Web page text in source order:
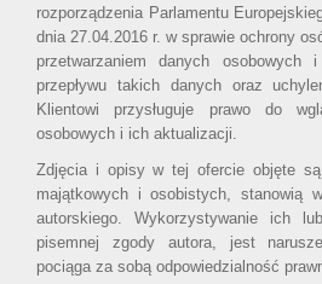
rozporządzenia Parlamentu
dnia 27.04.2016 r. w sprawie ochrony
przetwarzaniem danych osobowych
przepływu takich danych oraz
Klientowi przysługuje prawo do
osobowych i ich aktualizacji.
Zdjęcia i opisy w tej ofercie objęte
majątkowych i osobistych, stanowią
autorskiego. Wykorzystywanie ich
pisemnej zgody autora, jest
pociąga za sobą odpowiedzialność